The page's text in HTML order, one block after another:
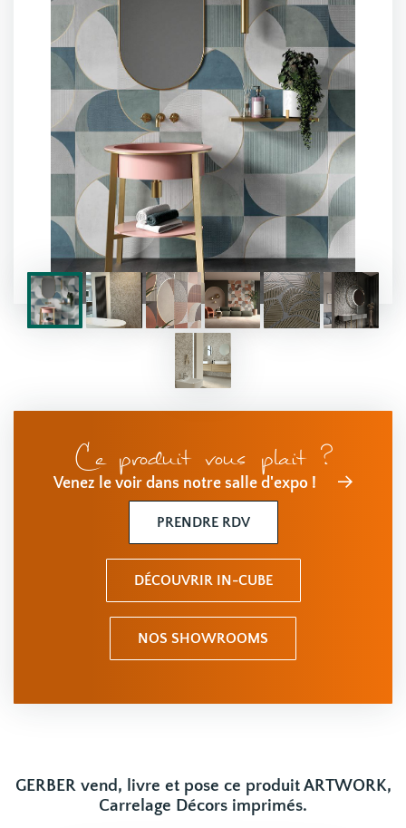
Ce produit vous plait ?
Venez le voir dans notre salle d'expo !
PRENDRE RDV
DÉCOUVRIR IN-CUBE
NOS SHOWROOMS
GERBER vend, livre et pose ce produit ARTWORK,
Carrelage Décors imprimés.